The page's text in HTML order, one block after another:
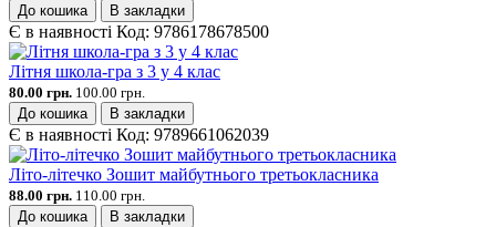
До кошика
В закладки
Є в наявності Код: 9786178678500
Літня школа-гра з 3 у 4 клас
80.00 грн. 100.00 грн.
До кошика
В закладки
Є в наявності Код: 9789661062039
Літо-літечко Зошит майбутнього третьокласника
88.00 грн. 110.00 грн.
До кошика
В закладки